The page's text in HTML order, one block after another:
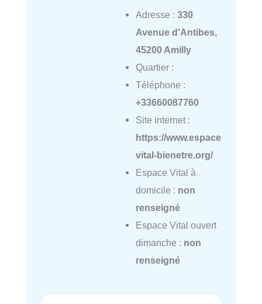
Adresse : 330
Avenue d'Antibes,
45200 Amilly
Quartier :
Téléphone :
+33660087760
Site internet :
https://www.espace
vital-bienetre.org/
Espace Vital à
domicile : non
renseigné
Espace Vital ouvert
dimanche : non
renseigné